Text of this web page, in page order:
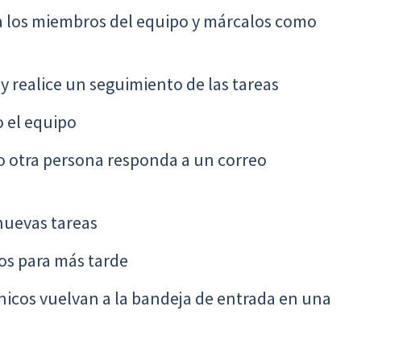
miembros del equipo y márcalos como
realice un seguimiento de las tareas
el equipo
persona responda a un correo
tareas
para más tarde
vuelvan a la bandeja de entrada en una